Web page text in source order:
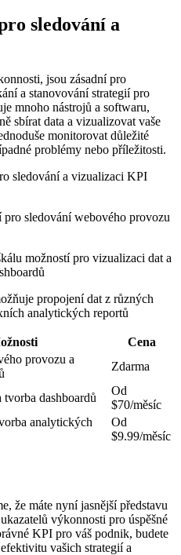
sledování a
jsou zásadní pro
a stanovování strategií pro
mnoho nástrojů a softwaru,
sbírat data a vizualizovat vaše
monitorovat důležité
problémy nebo příležitosti.
sledování a vizualizaci KPI
pro sledování webového provozu
možností pro vizualizaci dat a
propojení dat z různých
analytických reportů
Cena
provozu a
Zdarma
dashboardů
Od
$70/měsíc
analytických
Od
$9.99/měsíc
že máte nyní jasnější představu
výkonnosti pro úspěšné
KPI pro váš podnik, budete
vašich strategií a